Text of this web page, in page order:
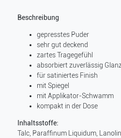
Beschreibung
gepresstes Puder
sehr gut deckend
zartes Tragegefühl
absorbiert zuverlässig Glanz
für satiniertes Finish
mit Spiegel
mit Applikator-Schwamm
kompakt in der Dose
Inhaltsstoffe:
Talc, Paraffinum Liquidum,